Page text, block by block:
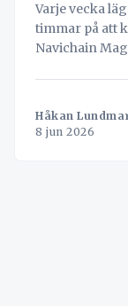
Varje vecka
timmar på att
Navichain
Håkan
8 jun 2026